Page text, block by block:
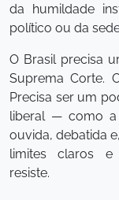
da humildade
político ou da
O Brasil precisa
Suprema Corte.
Precisa ser um
liberal — como
ouvida, debatida
limites claros e
resiste.